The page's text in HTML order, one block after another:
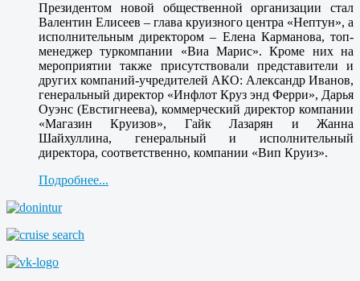
Президентом новой общественной организации стал
Валентин Елисеев – глава круизного центра «Нептун», а
исполнительным директором – Елена Карманова, топ-
менеджер туркомпании «Виа Марис». Кроме них на
мероприятии также присутствовали представители и
других компаний-учредителей АКО: Александр Иванов,
генеральный директор «Инфлот Круз энд Ферри», Дарья
Оуэнс (Евстигнеева), коммерческий директор компании
«Магазин Круизов», Гайк Лазарян и Жанна
Шайхуллина, генеральный и исполнительный
директора, соответственно, компании «Вип Круиз».
Подробнее...